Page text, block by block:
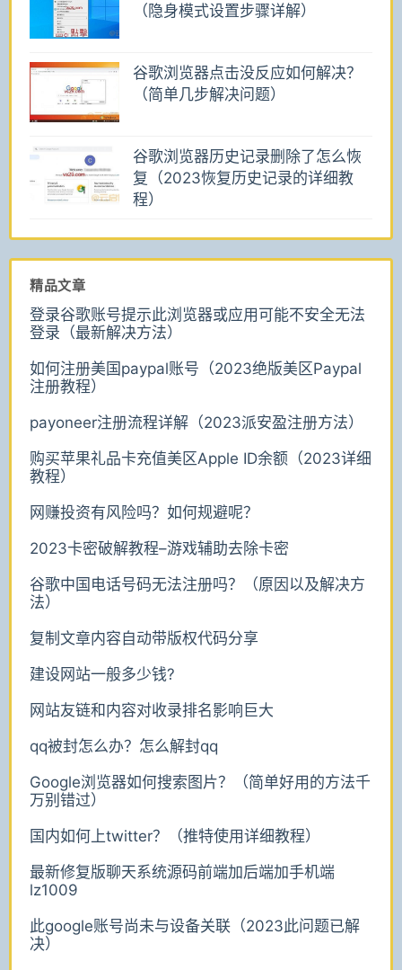
（隐身模式设置步骤详解）
谷歌浏览器点击没反应如何解决？
（简单几步解决问题）
谷歌浏览器历史记录删除了怎么恢
复（2023恢复历史记录的详细教
程）
精品文章
登录谷歌账号提示此浏览器或应用可能不安全无法
登录（最新解决方法）
如何注册美国paypal账号（2023绝版美区Paypal
注册教程）
payoneer注册流程详解（2023派安盈注册方法）
购买苹果礼品卡充值美区Apple ID余额（2023详细
教程）
网赚投资有风险吗？如何规避呢？
2023卡密破解教程–游戏辅助去除卡密
谷歌中国电话号码无法注册吗？（原因以及解决方
法）
复制文章内容自动带版权代码分享
建设网站一般多少钱?
网站友链和内容对收录排名影响巨大
qq被封怎么办？怎么解封qq
Google浏览器如何搜索图片？（简单好用的方法千
万别错过）
国内如何上twitter？（推特使用详细教程）
最新修复版聊天系统源码前端加后端加手机端
lz1009
此google账号尚未与设备关联（2023此问题已解
决）